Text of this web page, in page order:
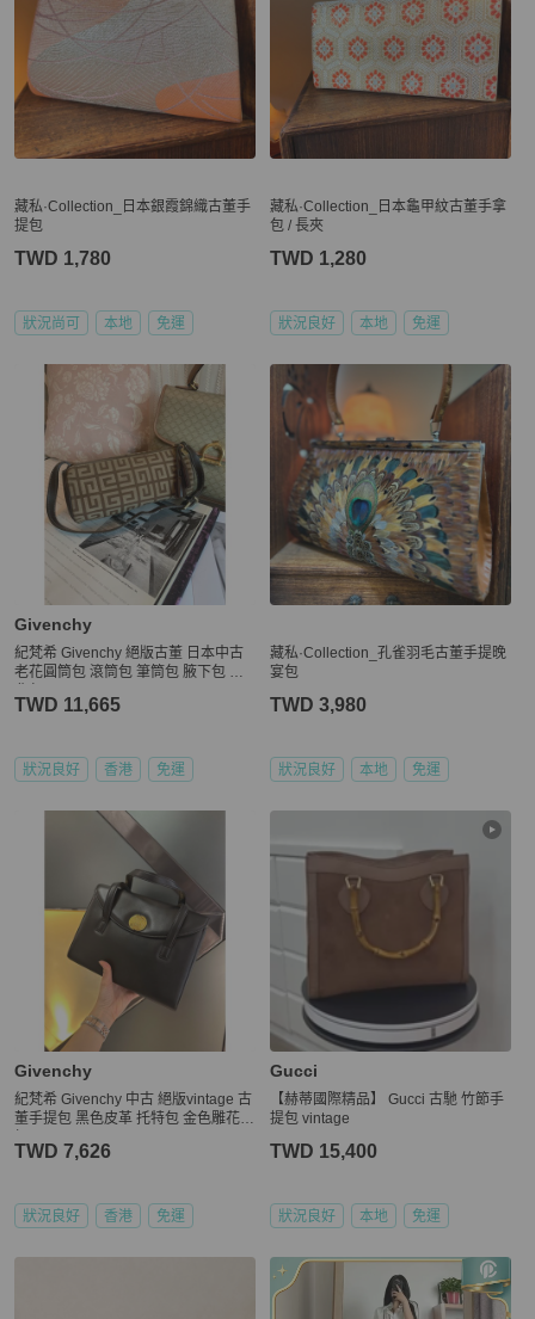
藏私·Collection_日本銀霞錦織古董手
提包
TWD 1,780
狀況尚可 本地 免運
藏私·Collection_日本龜甲紋古董手拿
包 / 長夾
TWD 1,280
狀況良好 本地 免運
Givenchy
紀梵希 Givenchy 絕版古董 日本中古
老花圓筒包 滾筒包 筆筒包 腋下包 側
TWD 11,665
狀況良好 香港 免運
藏私·Collection_孔雀羽毛古董手提晚
宴包
TWD 3,980
狀況良好 本地 免運
Givenchy
紀梵希 Givenchy 中古 絕版vintage 古
董手提包 黑色皮革 托特包 金色雕花圓
TWD 7,626
狀況良好 香港 免運
Gucci
【赫蒂國際精品】 Gucci 古馳 竹節手
提包 vintage
TWD 15,400
狀況良好 本地 免運